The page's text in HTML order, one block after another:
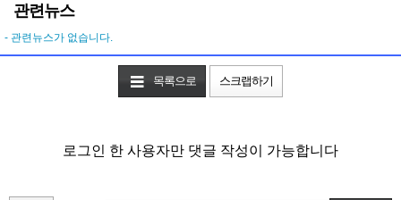
관련뉴스
- 관련뉴스가 없습니다.
목록으로 스크랩하기
로그인 한 사용자만 댓글 작성이 가능합니다